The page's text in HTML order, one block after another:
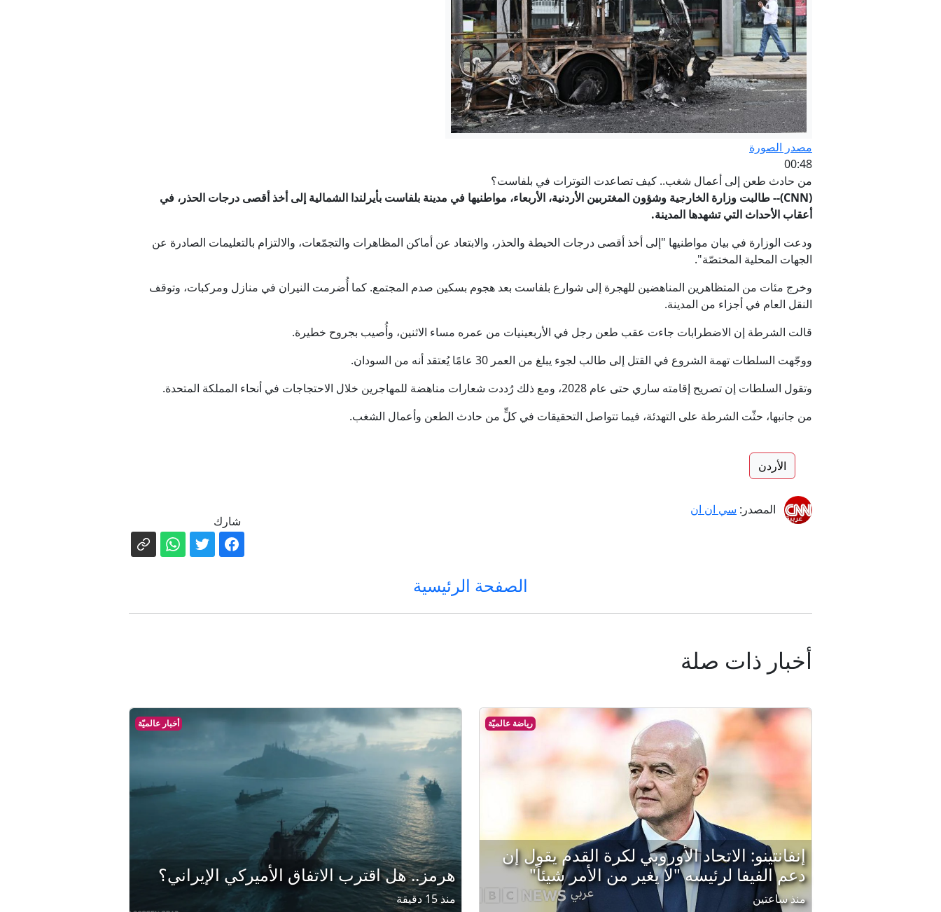
لماذا رفضت إسرائيل اتفاق غزة بينما قبلته حماس؟
الرياض تعيد بناء معادلة الأمن.. باكستان في باب المندب
هرمز.. هل اقترب الاتفاق الأميركي الإيراني؟
مصدر الصورة
00:48
من حادث طعن إلى أعمال شغب.. كيف تصاعدت التوترات في بلفاست؟
(CNN)-- طالبت وزارة الخارجية وشؤون المغتربين الأردنية، الأربعاء، مواطنيها في مدينة بلفاست بأيرلندا الشمالية إلى أخذ أقصى درجات الحذر، في
أعقاب الأحداث التي تشهدها المدينة.
ودعت الوزارة في بيان مواطنيها "إلى أخذ أقصى درجات الحيطة والحذر، والابتعاد عن أماكن المظاهرات والتجمّعات، والالتزام بالتعليمات الصادرة عن
الجهات المحلية المختصّة".
وخرج مئات من المتظاهرين المناهضين للهجرة إلى شوارع بلفاست بعد هجوم بسكين صدم المجتمع. كما أُضرمت النيران في منازل ومركبات، وتوقف
النقل العام في أجزاء من المدينة.
قالت الشرطة إن الاضطرابات جاءت عقب طعن رجل في الأربعينيات من عمره مساء الاثنين، وأُصيب بجروح خطيرة.
ووجّهت السلطات تهمة الشروع في القتل إلى طالب لجوء يبلغ من العمر 30 عامًا يُعتقد أنه من السودان.
وتقول السلطات إن تصريح إقامته ساري حتى عام 2028، ومع ذلك رُددت شعارات مناهضة للمهاجرين خلال الاحتجاجات في أنحاء المملكة المتحدة.
من جانبها، حثّت الشرطة على التهدئة، فيما تتواصل التحقيقات في كلٍّ من حادث الطعن وأعمال الشغب.
الأردن
المصدر: سي ان ان
شارك
الصفحة الرئيسية
أخبار ذات صلة
رياضة عالميّة
إنفانتينو: الاتحاد الأوروبي لكرة القدم يقول إن
دعم الفيفا لرئيسه "لا يغير من الأمر شيئاً"
منذ ساعتين
أخبار عالميّة
هرمز.. هل اقترب الاتفاق الأميركي الإيراني؟
منذ 15 دقيقة